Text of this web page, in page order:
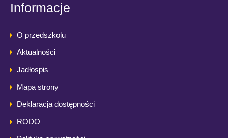
Informacje
O przedszkolu
Aktualności
Jadłospis
Mapa strony
Deklaracja dostępności
RODO